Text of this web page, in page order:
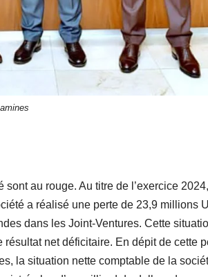
au rouge. Au titre de l’exercice
a réalisé une perte de 23,9 millions
dans les Joint-Ventures. Cette
net déficitaire. En dépit de cette
la situation nette comptable de la